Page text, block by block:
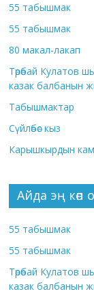
55 табышмак
55 табышмак
80 макал-лакап
Төрөбай Кулатов
казак балбанын
Табышмактар
Сүйлөбөс кыз
Карышкырдын
Айда эң көп
55 табышмак
55 табышмак
Төрөбай Кулатов
казак балбанын